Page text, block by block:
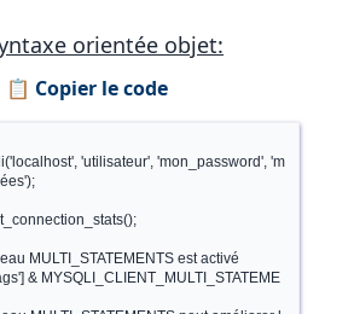
orientée objet:
📋 Copier le code
'utilisateur', 'mon_password', 'm
MULTI_STATEMENTS est activé
& MYSQLI_CLIENT_MULTI_STATEME